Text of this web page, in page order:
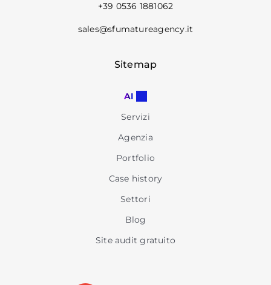
+39 0536 1881062
sales@sfumatureagency.it
Sitemap
AI
Servizi
Agenzia
Portfolio
Case history
Settori
Blog
Site audit gratuito